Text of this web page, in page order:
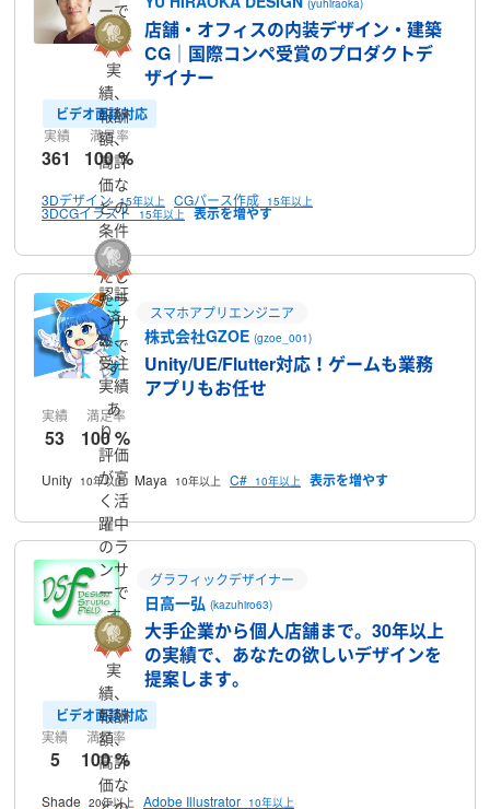
ーで
す
店舗・オフィスの内装デザイン・建築
CG｜国際コンペ受賞のプロダクトデ
ザイナー
ビデオ面談対応
実績
361
満足率
100 %
3Dデザイン 15年以上 CGパース作成 15年以上
3DCGイラスト 15年以上
実
績、
報酬
額、
高評
価な
どの
条件
を満
たし
たラ
ンサ
ーで
す
スマホアプリエンジニア
株式会社GZOE(gzoe_001)
Unity/UE/Flutter対応！ゲームも業務
アプリもお任せ
実績
53
満足率
100 %
Unity 10年以上 Maya 10年以上 C# 10年以上
認証
済
み、
受注
実績
あ
り、
評価
が高
く活
躍中
のラ
ンサ
ーで
す
グラフィックデザイナー
日高一弘(kazuhiro63)
大手企業から個人店舗まで。30年以上
の実績で、あなたの欲しいデザインを
提案します。
ビデオ面談対応
実績
5
満足率
100 %
Shade 20年以上 Adobe Illustrator 10年以上
実
績、
報酬
額、
高評
価な